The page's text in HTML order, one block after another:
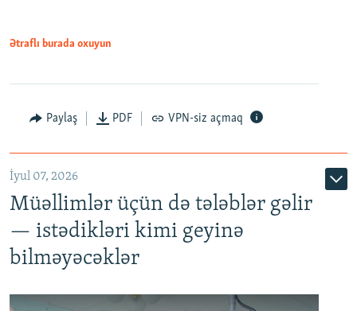
Ətraflı burada oxuyun
Paylaş PDF VPN-siz açmaq
İyul 07, 2026
Müəllimlər üçün də tələblər gəlir
— istədikləri kimi geyinə
bilməyəcəklər